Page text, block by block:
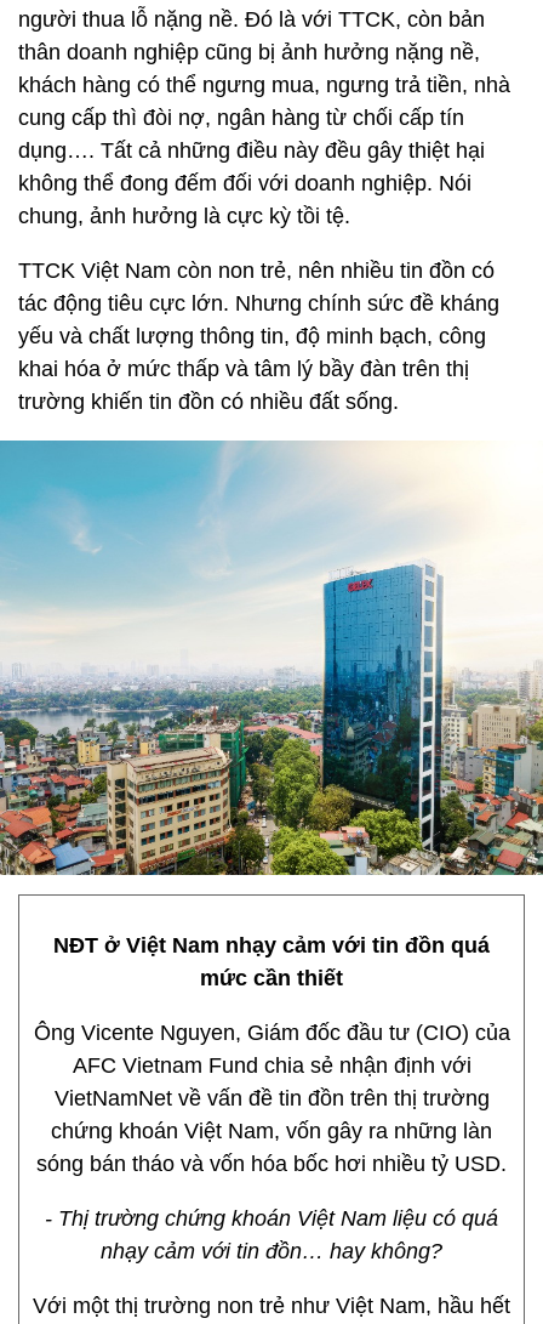
người thua lỗ nặng nề. Đó là với TTCK, còn bản
thân doanh nghiệp cũng bị ảnh hưởng nặng nề,
khách hàng có thể ngưng mua, ngưng trả tiền, nhà
cung cấp thì đòi nợ, ngân hàng từ chối cấp tín
dụng…. Tất cả những điều này đều gây thiệt hại
không thể đong đếm đối với doanh nghiệp. Nói
chung, ảnh hưởng là cực kỳ tồi tệ.
TTCK Việt Nam còn non trẻ, nên nhiều tin đồn có
tác động tiêu cực lớn. Nhưng chính sức đề kháng
yếu và chất lượng thông tin, độ minh bạch, công
khai hóa ở mức thấp và tâm lý bầy đàn trên thị
trường khiến tin đồn có nhiều đất sống.
NĐT ở Việt Nam nhạy cảm với tin đồn quá
mức cần thiết
Ông Vicente Nguyen, Giám đốc đầu tư (CIO) của
AFC Vietnam Fund chia sẻ nhận định với
VietNamNet về vấn đề tin đồn trên thị trường
chứng khoán Việt Nam, vốn gây ra những làn
sóng bán tháo và vốn hóa bốc hơi nhiều tỷ USD.
- Thị trường chứng khoán Việt Nam liệu có quá
nhạy cảm với tin đồn… hay không?
Với một thị trường non trẻ như Việt Nam, hầu hết